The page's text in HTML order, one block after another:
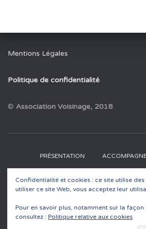
Mentions Légales
Politique de confidentialité
© Association Voisinage, 2018.
PRÉSENTATION
RECYCLERIES EDUCATION À
ACTUALITÉS
Confidentialité et cookies : ce site utilise
utiliser ce site Web, vous acceptez leur
Pour en savoir plus, notamment sur la
consultez : Politique relative aux cookies